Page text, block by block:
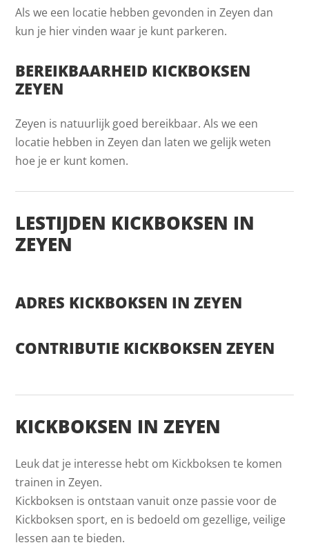
Als we een locatie hebben gevonden in Zeyen dan
kun je hier vinden waar je kunt parkeren.
BEREIKBAARHEID KICKBOKSEN
ZEYEN
Zeyen is natuurlijk goed bereikbaar. Als we een
locatie hebben in Zeyen dan laten we gelijk weten
hoe je er kunt komen.
LESTIJDEN KICKBOKSEN IN
ZEYEN
ADRES KICKBOKSEN IN ZEYEN
CONTRIBUTIE KICKBOKSEN ZEYEN
KICKBOKSEN IN ZEYEN
Leuk dat je interesse hebt om Kickboksen te komen
trainen in Zeyen.
Kickboksen is ontstaan vanuit onze passie voor de
Kickboksen sport, en is bedoeld om gezellige, veilige
lessen aan te bieden.